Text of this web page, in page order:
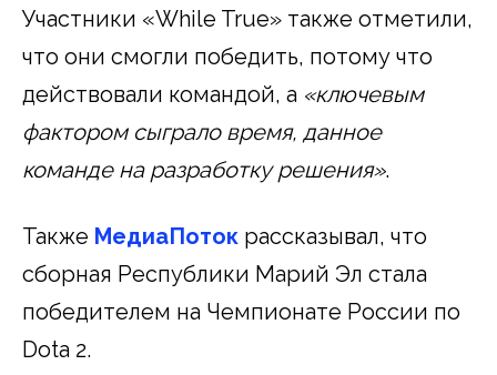
Участники «While True» также отметили,
что они смогли победить, потому что
действовали командой, а «ключевым
фактором сыграло время, данное
команде на разработку решения».
Также МедиаПоток рассказывал, что
сборная Республики Марий Эл стала
победителем на Чемпионате России по
Dota 2.